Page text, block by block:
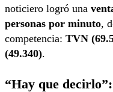
noticiero logró una
personas por minuto,
competencia: TVN
(49.340).
“Hay que